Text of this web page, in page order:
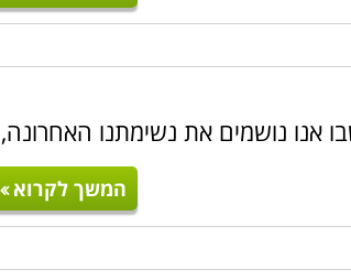
אנו נושמים את נשימתנו האחרונה,
המשך לקרוא